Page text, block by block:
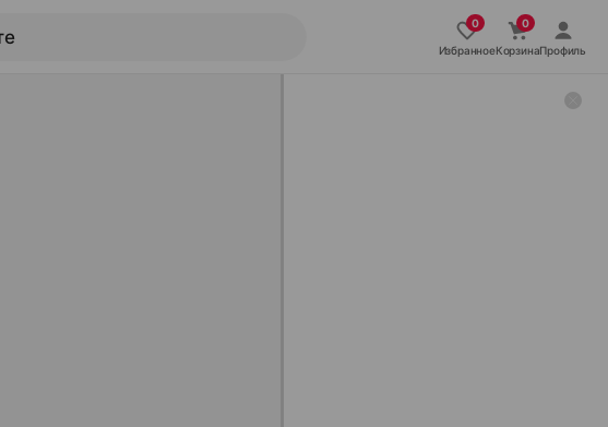
ИзбранноеКорзинаПрофиль